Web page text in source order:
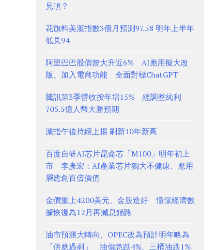
見頂？
花旗料美滙指數3個月預測97.58 明年上半年
低見94
阿里巴巴股價曾大升近6% AI應用擬大改
版、加入電商功能 全面對標ChatGPT
騰訊第3季營收按年增15% 經調整純利
705.5億人幣大勝預期
滬指午後持續上揚 刷新10年新高
百度自研AI芯片昆侖芯「M100」明年初上
市 李彥宏：AI產業芯片獨大不健康、應用
層應創百倍價值
金價重上4200美元、金股造好 憧憬經濟數
據恢復為12月再減息鋪路
油市預測大轉向、OPEC改為預計明年略為
「供應過剩」 油價急跌4%、三桶油跌1%